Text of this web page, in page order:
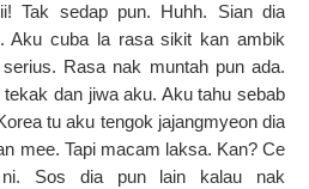
Tak sedap pun. Huhh. Sian dia
Aku cuba la rasa sikit kan ambik
Rasa nak muntah pun ada.
dan jiwa aku. Aku tahu sebab
tu aku tengok jajangmyeon dia
mee. Tapi macam laksa. Kan? Ce
ni. Sos dia pun lain kalau nak